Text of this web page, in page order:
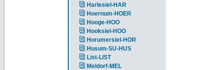
Harlesiel-HAR
Hoernum-HOER
Hooge-HOO
Hooksiel-HOO
Horumersiel-HOR
Husum-SU-HUS
List-LIST
Meldorf-MEL